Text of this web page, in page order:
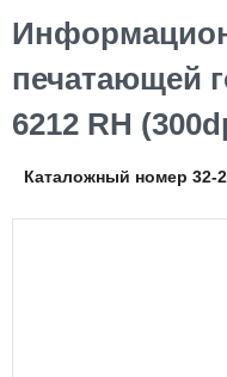
печатающей
6212 RH
Каталожный номер 32-